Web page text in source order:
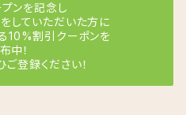
プンを記念し
していただいた方に
10%割引クーポンを
中！
登録ください！